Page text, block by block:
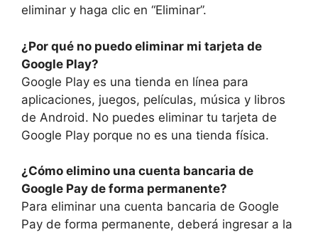
eliminar y haga clic en “Eliminar”.
¿Por qué no puedo eliminar mi tarjeta de
Google Play?
Google Play es una tienda en línea para
aplicaciones, juegos, películas, música y libros
de Android. No puedes eliminar tu tarjeta de
Google Play porque no es una tienda física.
¿Cómo elimino una cuenta bancaria de
Google Pay de forma permanente?
Para eliminar una cuenta bancaria de Google
Pay de forma permanente, deberá ingresar a la